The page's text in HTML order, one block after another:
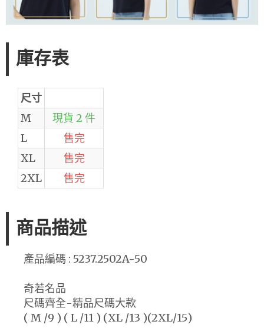
庫存表
尺寸
M
現貨 2 件
L
售完
XL
售完
2XL
售完
商品描述
產品編碼 : 5237.2502A-50
奇若名品
尺碼齊全-精品尺碼大款
( M /9 ) ( L /11 ) (XL /13 )(2XL/15)